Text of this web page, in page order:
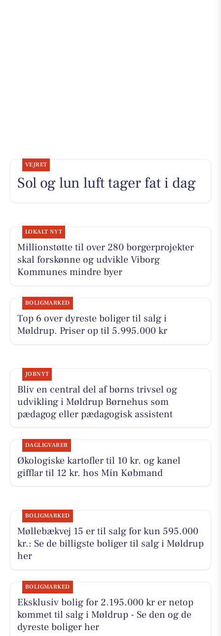
VEJRET
Sol og lun luft tager fat i dag
LOKALT NYT
Millionstøtte til over 280 borgerprojekter
skal forskønne og udvikle Viborg
Kommunes mindre byer
BOLIGMARKED
Top 6 over dyreste boliger til salg i
Møldrup. Priser op til 5.995.000 kr
JOBNYT
Bliv en central del af børns trivsel og
udvikling i Møldrup Børnehus som
pædagog eller pædagogisk assistent
DAGLIGVARER
Økologiske kartofler til 10 kr. og kanel
gifflar til 12 kr. hos Min Købmand
BOLIGMARKED
Møllebækvej 15 er til salg for kun 595.000
kr.: Se de billigste boliger til salg i Møldrup
her
BOLIGMARKED
Eksklusiv bolig for 2.195.000 kr er netop
kommet til salg i Møldrup - Se den og de
dyreste boliger her